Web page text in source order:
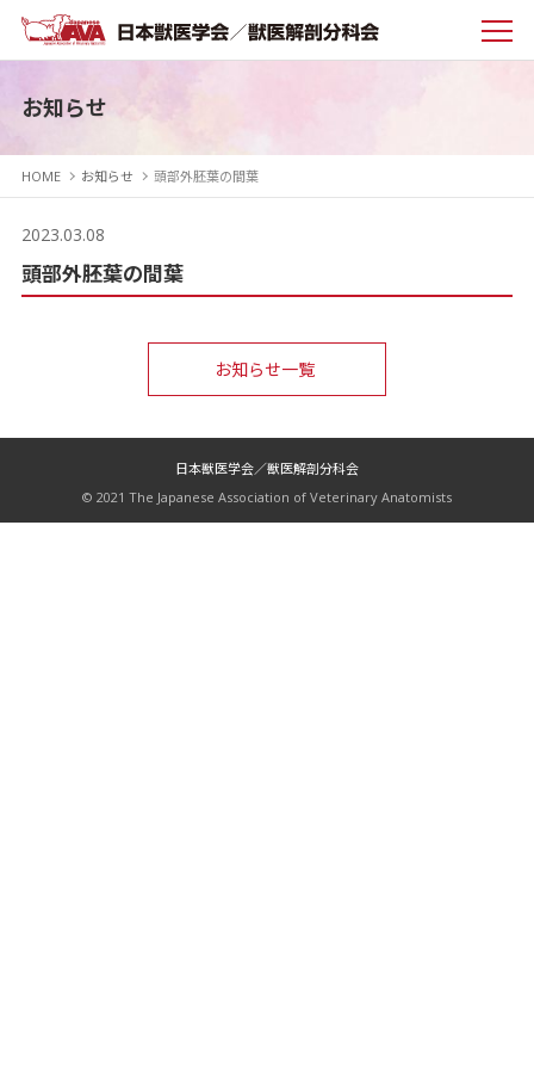
お知らせ
HOME お知らせ 頭部外胚葉の間葉
2023.03.08
頭部外胚葉の間葉
お知らせ一覧
日本獣医学会／獣医解剖分科会
© 2021 The Japanese Association of Veterinary Anatomists